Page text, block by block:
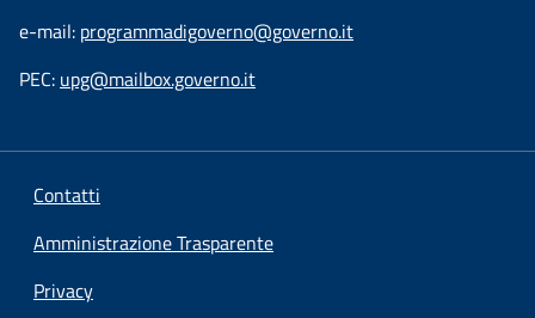
e-mail: programmadigoverno@governo.it
PEC: upg@mailbox.governo.it
Contatti
Amministrazione Trasparente
Privacy